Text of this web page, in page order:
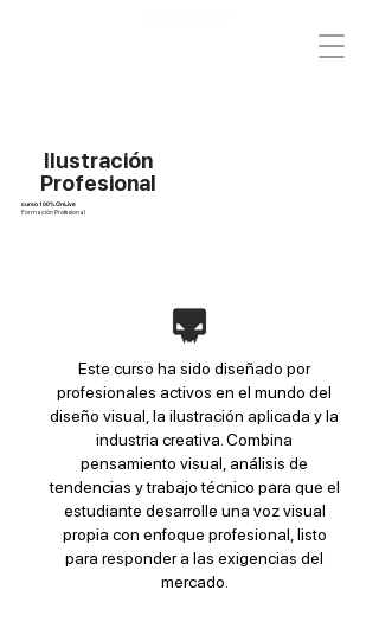
Ilustración
Profesional
curso 100% OnLive
Formación Profesional
Este curso ha sido diseñado por
profesionales activos en el mundo del
diseño visual, la ilustración aplicada y la
industria creativa. Combina
pensamiento visual, análisis de
tendencias y trabajo técnico para que el
estudiante desarrolle una voz visual
propia con enfoque profesional, listo
para responder a las exigencias del
mercado.